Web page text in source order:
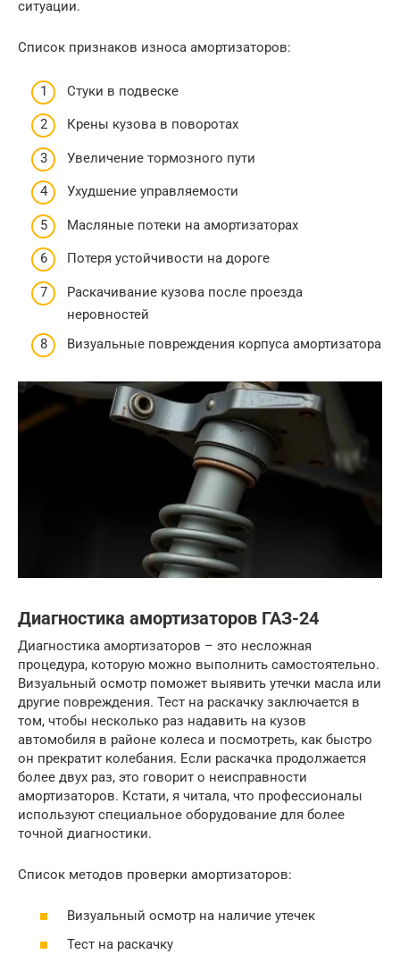
ситуации.
Список признаков износа амортизаторов:
Стуки в подвеске
Крены кузова в поворотах
Увеличение тормозного пути
Ухудшение управляемости
Масляные потеки на амортизаторах
Потеря устойчивости на дороге
Раскачивание кузова после проезда
неровностей
Визуальные повреждения корпуса амортизатора
Диагностика амортизаторов ГАЗ-24
Диагностика амортизаторов – это несложная
процедура, которую можно выполнить самостоятельно.
Визуальный осмотр поможет выявить утечки масла или
другие повреждения. Тест на раскачку заключается в
том, чтобы несколько раз надавить на кузов
автомобиля в районе колеса и посмотреть, как быстро
он прекратит колебания. Если раскачка продолжается
более двух раз, это говорит о неисправности
амортизаторов. Кстати, я читала, что профессионалы
используют специальное оборудование для более
точной диагностики.
Список методов проверки амортизаторов:
Визуальный осмотр на наличие утечек
Тест на раскачку